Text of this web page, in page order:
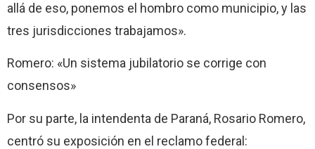
allá de eso, ponemos el hombro como municipio, y las
tres jurisdicciones trabajamos».
Romero: «Un sistema jubilatorio se corrige con
consensos»
Por su parte, la intendenta de Paraná, Rosario Romero,
centró su exposición en el reclamo federal: